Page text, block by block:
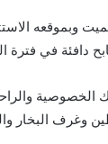
وبموقعه
دافئة في فترة
الخصوصية
وغرف البخار